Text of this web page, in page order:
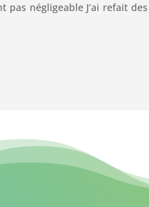
négligeable J’ai refait